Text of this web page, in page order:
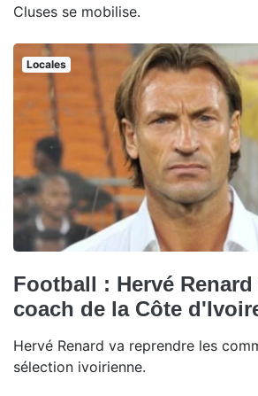
Cluses se mobilise.
Locales
Football : Hervé
coach de la Côte
Hervé Renard va reprendre les
sélection ivoirienne.